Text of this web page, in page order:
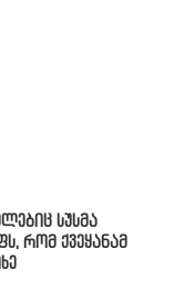
სუსმა
რომ ქვეყანამ